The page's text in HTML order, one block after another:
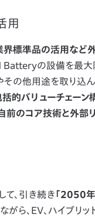
用
界標準品の活用など
Batteryの設備を最
その他用途を取り
的バリューチェーン
前のコア技術と外部
、引き続き 「2050
ら、EV、ハイブリッ